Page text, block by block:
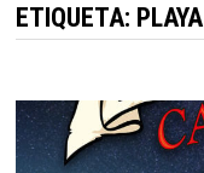
ETIQUETA: PLAYA